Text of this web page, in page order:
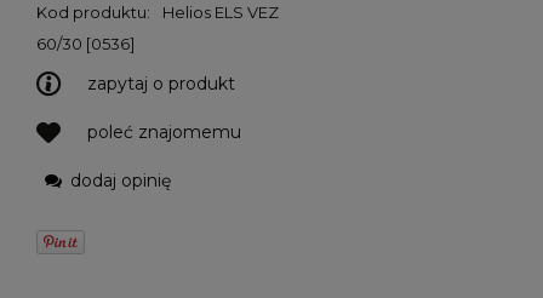
Kod produktu:
Helios ELS VEZ
60/30 [0536]
zapytaj o produkt
poleć znajomemu
dodaj opinię